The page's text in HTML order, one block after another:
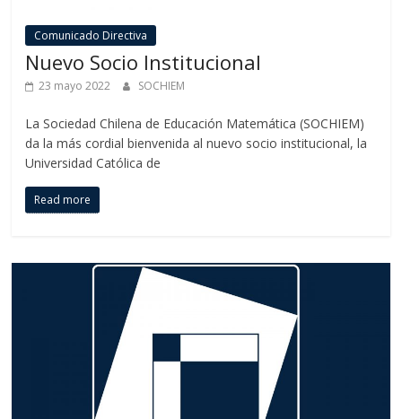
Comunicado Directiva
Nuevo Socio Institucional
23 mayo 2022 SOCHIEM
La Sociedad Chilena de Educación Matemática (SOCHIEM)
da la más cordial bienvenida al nuevo socio institucional, la
Universidad Católica de
Read more